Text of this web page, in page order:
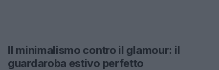
Il minimalismo contro il glamour: il
guardaroba estivo perfetto